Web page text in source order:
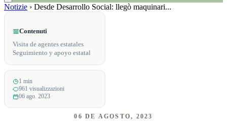
Notizie › Desde Desarrollo Social: llegò maquinari...
Contenuti
Visita de agentes estatales
Seguimiento y apoyo estatal
1 min
961 visualizzazioni
06 ago. 2023
06 DE AGOSTO, 2023